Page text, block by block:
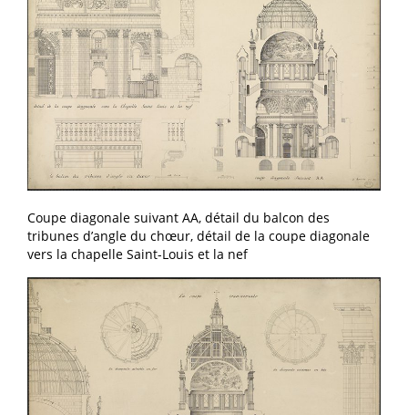
Coupe diagonale suivant AA, détail du balcon des
tribunes d’angle du chœur, détail de la coupe diagonale
vers la chapelle Saint-Louis et la nef